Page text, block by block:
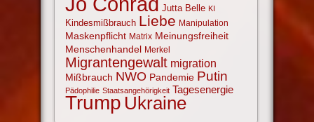
Jutta Belle KI
Kindesmißbrauch Liebe Manipulation
Maskenpflicht Matrix Meinungsfreiheit
Menschenhandel Merkel
Migrantengewalt migration
Mißbrauch NWO Pandemie Putin
Pädophilie Staatsangehörigkeit Tagesenergie
Trump Ukraine